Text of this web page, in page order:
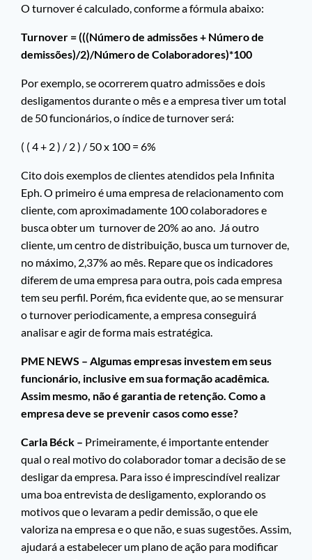
O turnover é calculado, conforme a fórmula abaixo:
Turnover = (((Número de admissões + Número de
demissões)/2)/Número de Colaboradores)*100
Por exemplo, se ocorrerem quatro admissões e dois
desligamentos durante o mês e a empresa tiver um total
de 50 funcionários, o índice de turnover será:
( ( 4 + 2 ) / 2 ) / 50 x 100 = 6%
Cito dois exemplos de clientes atendidos pela Infinita
Eph. O primeiro é uma empresa de relacionamento com
cliente, com aproximadamente 100 colaboradores e
busca obter um turnover de 20% ao ano. Já outro
cliente, um centro de distribuição, busca um turnover de,
no máximo, 2,37% ao mês. Repare que os indicadores
diferem de uma empresa para outra, pois cada empresa
tem seu perfil. Porém, fica evidente que, ao se mensurar
o turnover periodicamente, a empresa conseguirá
analisar e agir de forma mais estratégica.
PME NEWS – Algumas empresas investem em seus
funcionário, inclusive em sua formação acadêmica.
Assim mesmo, não é garantia de retenção. Como a
empresa deve se prevenir casos como esse?
Carla Béck – Primeiramente, é importante entender
qual o real motivo do colaborador tomar a decisão de se
desligar da empresa. Para isso é imprescindível realizar
uma boa entrevista de desligamento, explorando os
motivos que o levaram a pedir demissão, o que ele
valoriza na empresa e o que não, e suas sugestões. Assim,
ajudará a estabelecer um plano de ação para modificar